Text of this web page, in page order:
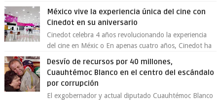
México vive la experiencia única del cine con
Cinedot en su aniversario
Cinedot celebra 4 años revolucionando la experiencia
del cine en Méxic o En apenas cuatro años, Cinedot ha
demostrado que es posible reinve...
Desvío de recursos por 40 millones,
Cuauhtémoc Blanco en el centro del escándalo
por corrupción
El exgobernador y actual diputado Cuauhtémoc Blanco